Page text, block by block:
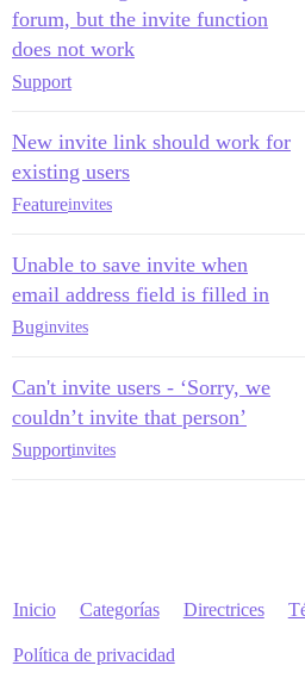
forum, but the invite function
does not work
Support
New invite link should work for
existing users
Featureinvites
Unable to save invite when
email address field is filled in
Buginvites
Can't invite users - ‘Sorry, we
couldn’t invite that person’
Supportinvites
Inicio Categorías Directrices
Política de privacidad